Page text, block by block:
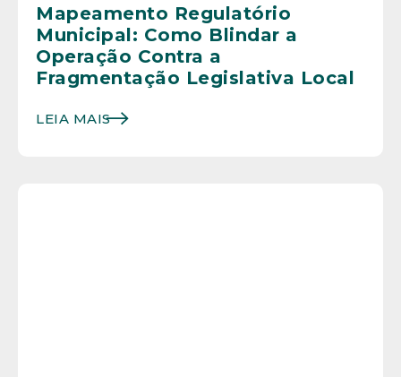
Mapeamento Regulatório
Municipal: Como Blindar a
Operação Contra a
Fragmentação Legislativa Local
LEIA MAIS